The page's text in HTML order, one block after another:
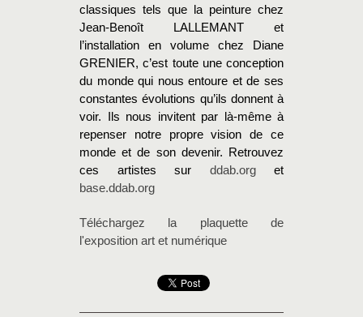
classiques tels que la peinture chez
Jean-Benoît LALLEMANT et
l’installation en volume chez Diane
GRENIER, c’est toute une conception
du monde qui nous entoure et de ses
constantes évolutions qu’ils donnent à
voir. Ils nous invitent par là-même à
repenser notre propre vision de ce
monde et de son devenir. Retrouvez
ces artistes sur ddab.orget
base.ddab.org
Téléchargez la plaquette de
l'exposition art et numérique